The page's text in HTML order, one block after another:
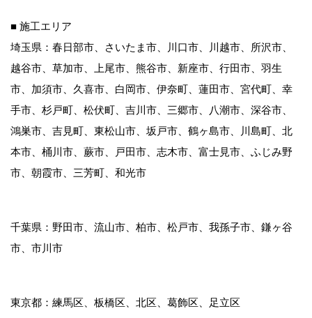
■ 施工エリア
埼玉県：春日部市、さいたま市、川口市、川越市、所沢市、
越谷市、草加市、上尾市、熊谷市、新座市、行田市、羽生
市、加須市、久喜市、白岡市、伊奈町、蓮田市、宮代町、幸
手市、杉戸町、松伏町、吉川市、三郷市、八潮市、深谷市、
鴻巣市、吉見町、東松山市、坂戸市、鶴ヶ島市、川島町、北
本市、桶川市、蕨市、戸田市、志木市、富士見市、ふじみ野
市、朝霞市、三芳町、和光市
千葉県：野田市、流山市、柏市、松戸市、我孫子市、鎌ヶ谷
市、市川市
東京都：練馬区、板橋区、北区、葛飾区、足立区